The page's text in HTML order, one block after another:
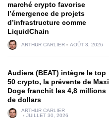
marché crypto favorise
l’émergence de projets
d’infrastructure comme
LiquidChain
ARTHUR CARLIER AOÛT 3, 2026
Audiera (BEAT) intègre le top
50 crypto, la prévente de Maxi
Doge franchit les 4,8 millions
de dollars
ARTHUR CARLIER
JUILLET 30, 2026